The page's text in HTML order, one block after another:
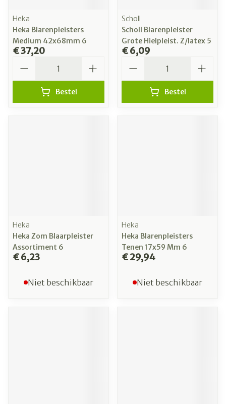
Heka
Heka Blarenpleisters
Medium 42x68mm 6
€ 37,20
Bestel
Scholl
Scholl Blarenpleister
Grote Hielpleist. Z/latex 5
€ 6,09
Bestel
Heka
Heka Zom Blaarpleister
Assortiment 6
€ 6,23
Niet beschikbaar
Heka
Heka Blarenpleisters
Tenen 17x59 Mm 6
€ 29,94
Niet beschikbaar